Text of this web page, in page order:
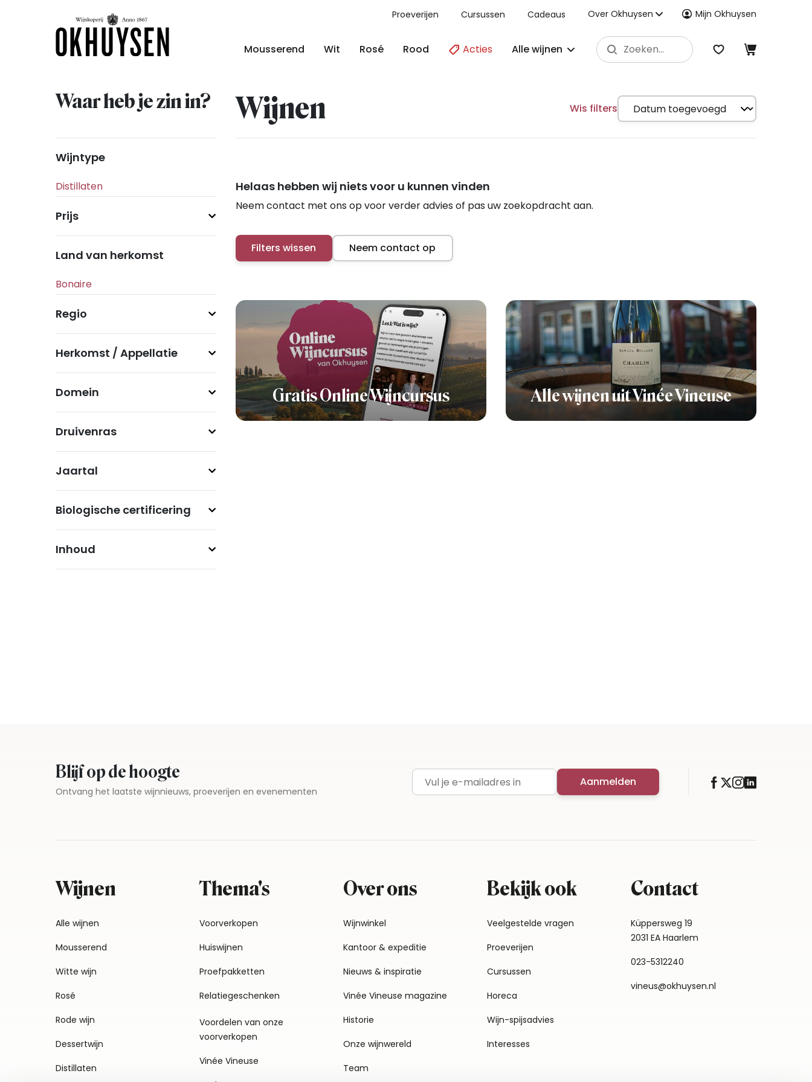
Proeverijen Cursussen Cadeaus Over Okhuysen Mijn Okhuysen
Mousserend Wit Rosé Rood Acties Alle wijnen
Waar heb je zin in? Wijnen Wis filters
Wijntype
Prijs
Land van herkomst
Regio
Herkomst / Appellatie
Domein
Druivenras
Jaartal
Biologische certificering
Inhoud
Helaas hebben wij niets voor u kunnen vinden
Neem contact met ons op voor verder advies of pas uw zoekopdracht aan.
Filters wissen Neem contact op
Gratis Online Wijncursus Alle wijnen uit Vinée Vineuse
Blijf op de hoogte
Ontvang het laatste wijnnieuws, proeverijen en evenementen E-mailadres Aanmelden
Wijnen
Alle wijnen
Mousserend
Witte wijn
Rosé
Rode wijn
Dessertwijn
Distillaten
Thema's
Voorverkopen
Huiswijnen
Proefpakketten
Relatiegeschenken
Voordelen van onze
voorverkopen
Vinée Vineuse
Over ons
Wijnwinkel
Kantoor & expeditie
Nieuws & inspiratie
Vinée Vineuse magazine
Historie
Onze wijnwereld
Team
Bekijk ook
Veelgestelde vragen
Proeverijen
Cursussen
Horeca
Wijn-spijsadvies
Interesses
Contact
Küppersweg 19
2031 EA Haarlem
023-5312240
vineus@okhuysen.nl